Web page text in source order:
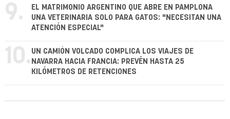
9.
EL MATRIMONIO ARGENTINO QUE ABRE EN PAMPLONA
UNA VETERINARIA SOLO PARA GATOS: "NECESITAN UNA
ATENCIÓN ESPECIAL"
10. UN CAMIÓN VOLCADO COMPLICA LOS VIAJES DE
NAVARRA HACIA FRANCIA: PREVÉN HASTA 25
KILÓMETROS DE RETENCIONES